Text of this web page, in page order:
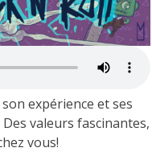
expérience et ses
valeurs fascinantes,
vous!